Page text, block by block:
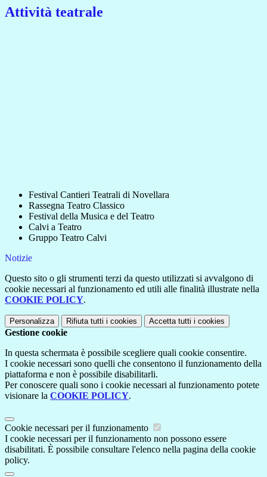
Attività teatrale
Festival Cantieri Teatrali di Novellara
Rassegna Teatro Classico
Festival della Musica e del Teatro
Calvi a Teatro
Gruppo Teatro Calvi
Notizie
Questo sito o gli strumenti terzi da questo utilizzati si avvalgono di
cookie necessari al funzionamento ed utili alle finalità illustrate nella
COOKIE POLICY.
Personalizza Rifiuta tutti i cookies Accetta tutti i cookies
Gestione cookie
In questa schermata è possibile scegliere quali cookie consentire.
I cookie necessari sono quelli che consentono il funzionamento della
piattaforma e non è possibile disabilitarli.
Per conoscere quali sono i cookie necessari al funzionamento potete
visionare la COOKIE POLICY.
Cookie necessari per il funzionamento
I cookie necessari per il funzionamento non possono essere
disabilitati. È possibile consultare l'elenco nella pagina della cookie
policy.